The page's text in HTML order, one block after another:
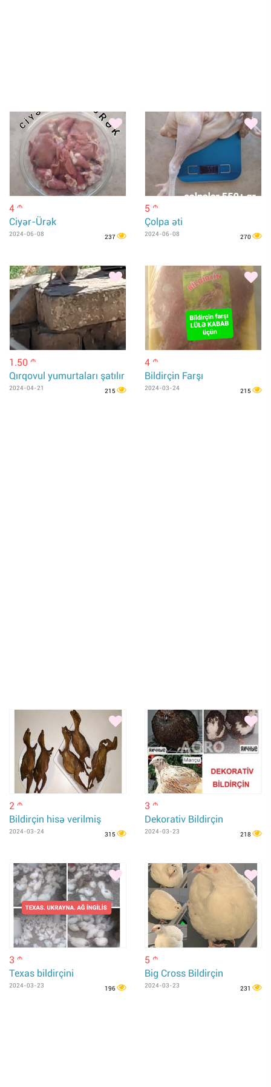
4 m
Ciyər-Ürək
2024-06-08 237
5 m
Çolpa əti
2024-06-08 270
1.50 m
Qırqovul yumurtaları şatılır
2024-04-21 215
4 m
Bildirçin Farşı
2024-03-24 215
2 m
Bildirçin hisə verilmiş
2024-03-24 315
3 m
Dekorativ Bildirçin
2024-03-23 218
3 m
Texas bildirçini
2024-03-23 196
5 m
Big Cross Bildirçin
2024-03-23 231